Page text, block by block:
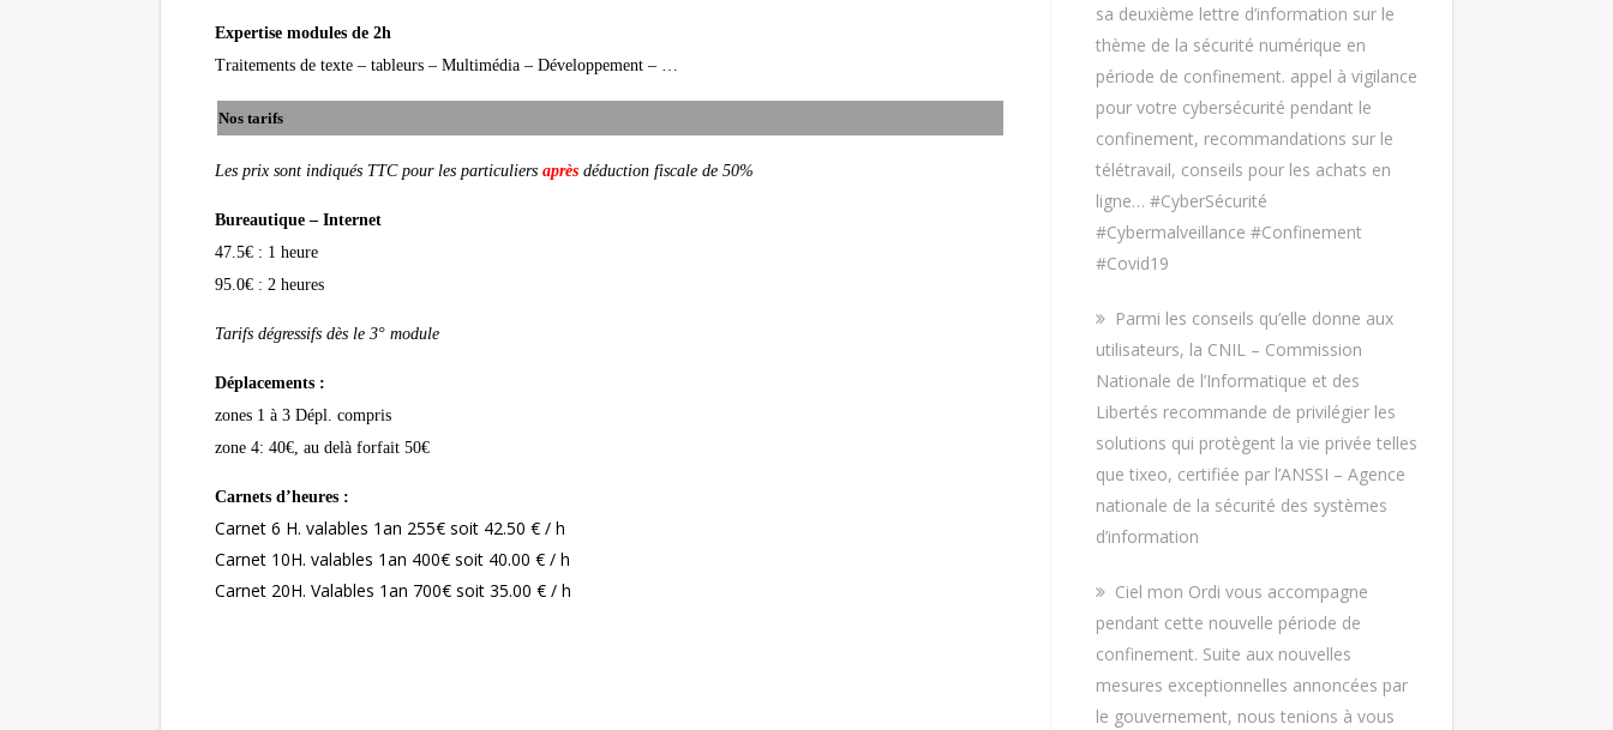
Expertise modules de 2h
Traitements de texte – tableurs – Multimédia – Développement – …
Nos tarifs
Les prix sont indiqués TTC pour les particuliers aprèsdéduction fiscale de 50%
Bureautique – Internet
47.5€ : 1 heure
95.0€ : 2 heures
Tarifs dégressifs dès le 3° module
Déplacements :
zones 1 à 3 Dépl. compris
zone 4: 40€, au delà forfait 50€
Carnets d’heures :
Carnet 6 H. valables 1an 255€ soit 42.50 € / h
Carnet 10H. valables 1an 400€ soit 40.00 € / h
Carnet 20H. Valables 1an 700€ soit 35.00 € / h
sa deuxième lettre d’information sur le
thème de la sécurité numérique en
période de confinement. appel à vigilance
pour votre cybersécurité pendant le
confinement, recommandations sur le
télétravail, conseils pour les achats en
ligne… #CyberSécurité
#Cybermalveillance #Confinement
#Covid19
Parmi les conseils qu’elle donne aux
utilisateurs, la CNIL – Commission
Nationale de l’Informatique et des
Libertés recommande de privilégier les
solutions qui protègent la vie privée telles
que tixeo, certifiée par l’ANSSI – Agence
nationale de la sécurité des systèmes
d’information
Ciel mon Ordi vous accompagne
pendant cette nouvelle période de
confinement. Suite aux nouvelles
mesures exceptionnelles annoncées par
le gouvernement, nous tenions à vous